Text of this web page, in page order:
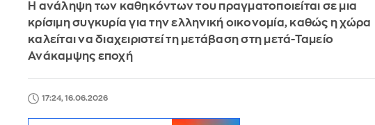
Η ανάληψη των καθηκόντων του πραγματοποιείται σε μια
κρίσιμη συγκυρία για την ελληνική οικονομία, καθώς η χώρα
καλείται να διαχειριστεί τη μετάβαση στη μετά-Ταμείο
Ανάκαμψης εποχή
17:24, 16.06.2026